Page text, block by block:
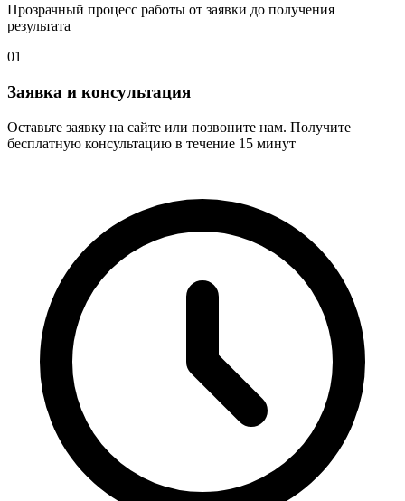
Прозрачный процесс работы от заявки до получения
результата
01
Заявка и консультация
Оставьте заявку на сайте или позвоните нам. Получите
бесплатную консультацию в течение 15 минут